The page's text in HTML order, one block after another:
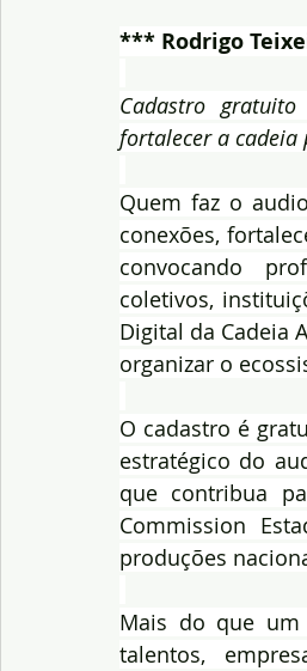
*** Rodrigo
Cadastro
fortalecer a cadeia
Quem faz o
conexões,
convocando
coletivos,
Digital da Cadeia
organizar o
O cadastro é
estratégico do
que contribua
Commission
produções
Mais do que um
talentos,